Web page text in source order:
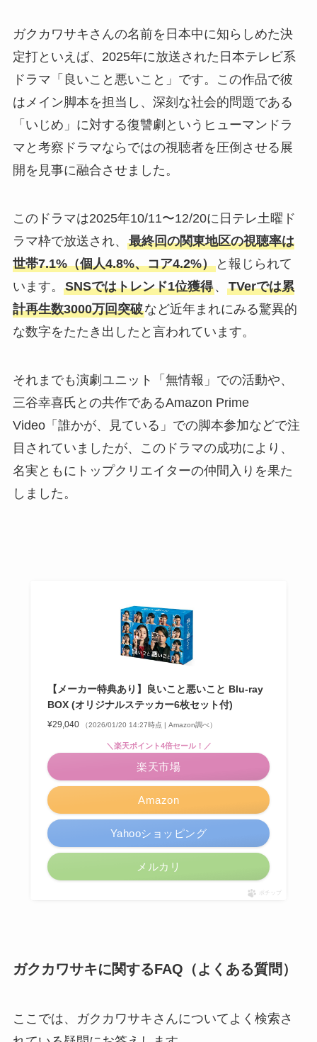
ガクカワサキさんの名前を日本中に知らしめた決
定打といえば、2025年に放送された日本テレビ系
ドラマ「良いこと悪いこと」です。この作品で彼
はメイン脚本を担当し、深刻な社会的問題である
「いじめ」に対する復讐劇というヒューマンドラ
マと考察ドラマならではの視聴者を圧倒させる展
開を見事に融合させました。
このドラマは2025年10/11〜12/20に日テレ土曜ド
ラマ枠で放送され、 最終回の関東地区の視聴率は
世帯7.1%（個人4.8%、コア4.2%）と報じられて
います。 SNSではトレンド1位獲得、 TVerでは累
計再生数3000万回突破など近年まれにみる驚異的
な数字をたたき出したと言われています。
それまでも演劇ユニット「無情報」での活動や、
三谷幸喜氏との共作であるAmazon Prime
Video「誰かが、見ている」での脚本参加などで注
目されていましたが、このドラマの成功により、
名実ともにトップクリエイターの仲間入りを果た
しました。
【メーカー特典あり】良いこと悪いこと Blu-ray
BOX (オリジナルステッカー6枚セット付)
¥29,040 （2026/01/20 14:27時点 | Amazon調べ）
Amazon
＼楽天ポイント4倍セール！／
楽天市場
Yahooショッピング
メルカリ
ポチップ
ガクカワサキに関するFAQ（よくある質問）
ここでは、ガクカワサキさんについてよく検索さ